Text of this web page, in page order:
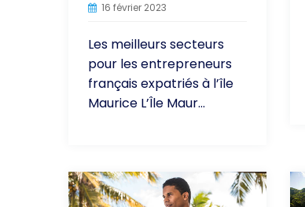
16 février 2023
Les meilleurs secteurs
pour les entrepreneurs
français expatriés à l’île
Maurice L’Île Maur...